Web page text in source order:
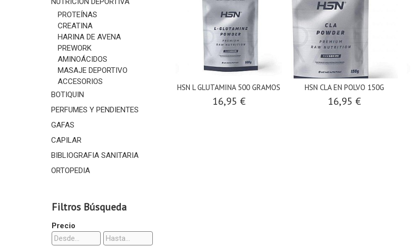
PROTEÍNAS
CREATINA
HARINA DE AVENA
PREWORK
AMINOÁCIDOS
MASAJE DEPORTIVO
ACCESORIOS
BOTIQUIN
PERFUMES Y PENDIENTES
GAFAS
CAPILAR
BIBLIOGRAFIA SANITARIA
ORTOPEDIA
Filtros Búsqueda
Precio
HSN L GLUTAMINA 500 GRAMOS
16,95 €
HSN CLA EN POLVO 150G
16,95 €